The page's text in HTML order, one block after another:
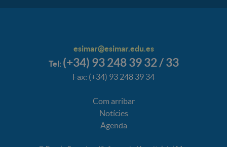
esimar@esimar.edu.es
Tel: (+34) 93 248 39 32 / 33
Fax: (+34) 93 248 39 34
Com arribar
Notícies
Agenda